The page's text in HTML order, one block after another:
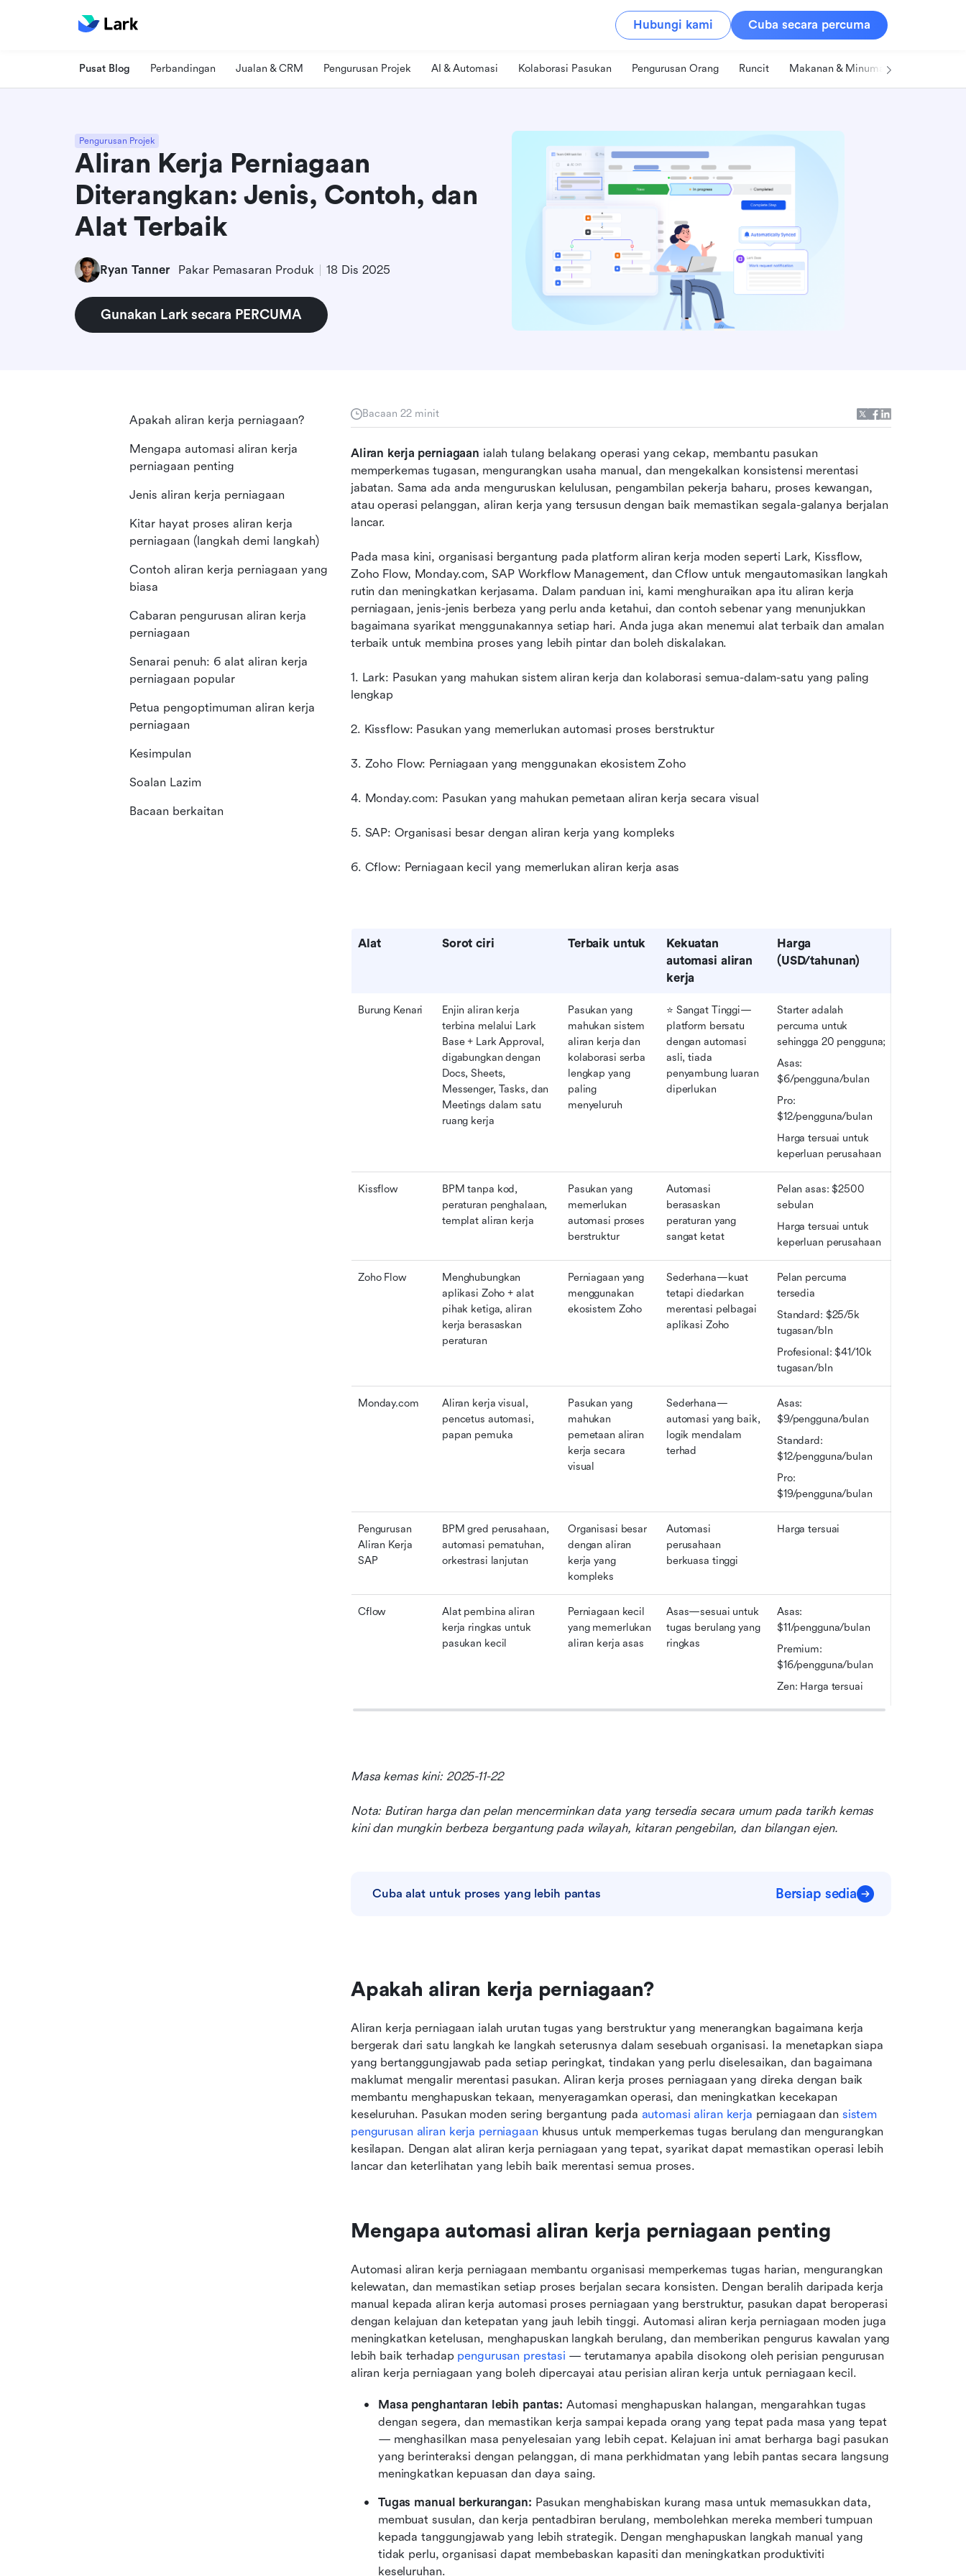
Hubungi kami Cuba secara percuma
Pusat Blog Perbandingan Jualan & CRM Pengurusan Projek AI & Automasi Kolaborasi Pasukan Pengurusan Orang Runcit Makanan & Minuman
Pengurusan Projek
Aliran Kerja Perniagaan
Diterangkan: Jenis, Contoh, dan
Alat Terbaik
Ryan Tanner Pakar Pemasaran Produk 18 Dis 2025
Gunakan Lark secara PERCUMA
Bacaan 22 minit
Aliran kerja perniagaan ialah tulang belakang operasi yang cekap, membantu pasukan
memperkemas tugasan, mengurangkan usaha manual, dan mengekalkan konsistensi merentasi
jabatan. Sama ada anda menguruskan kelulusan, pengambilan pekerja baharu, proses kewangan,
atau operasi pelanggan, aliran kerja yang tersusun dengan baik memastikan segala-galanya berjalan
lancar.
Pada masa kini, organisasi bergantung pada platform aliran kerja moden seperti Lark, Kissflow,
Zoho Flow, Monday.com, SAP Workflow Management, dan Cflow untuk mengautomasikan langkah
rutin dan meningkatkan kerjasama. Dalam panduan ini, kami menghuraikan apa itu aliran kerja
perniagaan, jenis-jenis berbeza yang perlu anda ketahui, dan contoh sebenar yang menunjukkan
bagaimana syarikat menggunakannya setiap hari. Anda juga akan menemui alat terbaik dan amalan
terbaik untuk membina proses yang lebih pintar dan boleh diskalakan.
1. Lark: Pasukan yang mahukan sistem aliran kerja dan kolaborasi semua-dalam-satu yang paling
lengkap
2. Kissflow: Pasukan yang memerlukan automasi proses berstruktur
3. Zoho Flow: Perniagaan yang menggunakan ekosistem Zoho
4. Monday.com: Pasukan yang mahukan pemetaan aliran kerja secara visual
5. SAP: Organisasi besar dengan aliran kerja yang kompleks
6. Cflow: Perniagaan kecil yang memerlukan aliran kerja asas
Alat Sorot ciri Terbaik untuk
Kekuatan
automasi aliran
kerja
Harga
(USD/tahunan)
Burung Kenari
Enjin aliran kerja
terbina melalui Lark
Base + Lark Approval,
digabungkan dengan
Docs, Sheets,
Messenger, Tasks, dan
Meetings dalam satu
ruang kerja
Pasukan yang
mahukan sistem
aliran kerja dan
kolaborasi serba
lengkap yang
paling
menyeluruh
⭐ Sangat Tinggi—
platform bersatu
dengan automasi
asli, tiada
penyambung luaran
diperlukan
Starter adalah
percuma untuk
sehingga 20 pengguna;
Asas:
$6/pengguna/bulan
Pro:
$12/pengguna/bulan
Harga tersuai untuk
keperluan perusahaan
Kissflow
BPM tanpa kod,
peraturan penghalaan,
templat aliran kerja
Pasukan yang
memerlukan
automasi proses
berstruktur
Automasi
berasaskan
peraturan yang
sangat ketat
Pelan asas: $2500
sebulan
Harga tersuai untuk
keperluan perusahaan
Zoho Flow
Menghubungkan
aplikasi Zoho + alat
pihak ketiga, aliran
kerja berasaskan
peraturan
Perniagaan yang
menggunakan
ekosistem Zoho
Sederhana—kuat
tetapi diedarkan
merentasi pelbagai
aplikasi Zoho
Pelan percuma
tersedia
Standard: $25/5k
tugasan/bln
Profesional: $41/10k
tugasan/bln
Monday.com
Aliran kerja visual,
pencetus automasi,
papan pemuka
Pasukan yang
mahukan
pemetaan aliran
kerja secara
visual
Sederhana—
automasi yang baik,
logik mendalam
terhad
Asas:
$9/pengguna/bulan
Standard:
$12/pengguna/bulan
Pro:
$19/pengguna/bulan
Pengurusan
Aliran Kerja
SAP
BPM gred perusahaan,
automasi pematuhan,
orkestrasi lanjutan
Organisasi besar
dengan aliran
kerja yang
kompleks
Automasi
perusahaan
berkuasa tinggi
Harga tersuai
Cflow
Alat pembina aliran
kerja ringkas untuk
pasukan kecil
Perniagaan kecil
yang memerlukan
aliran kerja asas
Asas—sesuai untuk
tugas berulang yang
ringkas
Asas:
$11/pengguna/bulan
Premium:
$16/pengguna/bulan
Zen: Harga tersuai
Masa kemas kini: 2025-11-22
Nota: Butiran harga dan pelan mencerminkan data yang tersedia secara umum pada tarikh kemas
kini dan mungkin berbeza bergantung pada wilayah, kitaran pengebilan, dan bilangan ejen.
Cuba alat untuk proses yang lebih pantas Bersiap sedia
Apakah aliran kerja perniagaan?
Aliran kerja perniagaan ialah urutan tugas yang berstruktur yang menerangkan bagaimana kerja
bergerak dari satu langkah ke langkah seterusnya dalam sesebuah organisasi. Ia menetapkan siapa
yang bertanggungjawab pada setiap peringkat, tindakan yang perlu diselesaikan, dan bagaimana
maklumat mengalir merentasi pasukan. Aliran kerja proses perniagaan yang direka dengan baik
membantu menghapuskan tekaan, menyeragamkan operasi, dan meningkatkan kecekapan
keseluruhan. Pasukan moden sering bergantung pada automasi aliran kerja perniagaan dan sistem
pengurusan aliran kerja perniagaan khusus untuk memperkemas tugas berulang dan mengurangkan
kesilapan. Dengan alat aliran kerja perniagaan yang tepat, syarikat dapat memastikan operasi lebih
lancar dan keterlihatan yang lebih baik merentasi semua proses.
Mengapa automasi aliran kerja perniagaan penting
Automasi aliran kerja perniagaan membantu organisasi memperkemas tugas harian, mengurangkan
kelewatan, dan memastikan setiap proses berjalan secara konsisten. Dengan beralih daripada kerja
manual kepada aliran kerja automasi proses perniagaan yang berstruktur, pasukan dapat beroperasi
dengan kelajuan dan ketepatan yang jauh lebih tinggi. Automasi aliran kerja perniagaan moden juga
meningkatkan ketelusan, menghapuskan langkah berulang, dan memberikan pengurus kawalan yang
lebih baik terhadap pengurusan prestasi — terutamanya apabila disokong oleh perisian pengurusan
aliran kerja perniagaan yang boleh dipercayai atau perisian aliran kerja untuk perniagaan kecil.
Masa penghantaran lebih pantas: Automasi menghapuskan halangan, mengarahkan tugas
dengan segera, dan memastikan kerja sampai kepada orang yang tepat pada masa yang tepat
— menghasilkan masa penyelesaian yang lebih cepat. Kelajuan ini amat berharga bagi pasukan
yang berinteraksi dengan pelanggan, di mana perkhidmatan yang lebih pantas secara langsung
meningkatkan kepuasan dan daya saing.
Tugas manual berkurangan: Pasukan menghabiskan kurang masa untuk memasukkan data,
membuat susulan, dan kerja pentadbiran berulang, membolehkan mereka memberi tumpuan
kepada tanggungjawab yang lebih strategik. Dengan menghapuskan langkah manual yang
tidak perlu, organisasi dapat membebaskan kapasiti dan meningkatkan produktiviti
keseluruhan.
Apakah aliran kerja perniagaan?
Mengapa automasi aliran kerja
perniagaan penting
Jenis aliran kerja perniagaan
Kitar hayat proses aliran kerja
perniagaan (langkah demi langkah)
Contoh aliran kerja perniagaan yang
biasa
Cabaran pengurusan aliran kerja
perniagaan
Senarai penuh: 6 alat aliran kerja
perniagaan popular
Petua pengoptimuman aliran kerja
perniagaan
Kesimpulan
Soalan Lazim
Bacaan berkaitan